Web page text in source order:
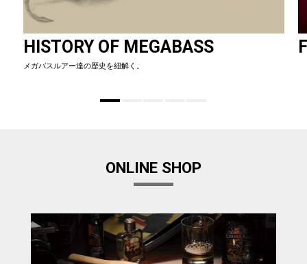
HISTORY OF MEGABASS
メガバスルアー達の歴史を紐解く。
ONLINE SHOP